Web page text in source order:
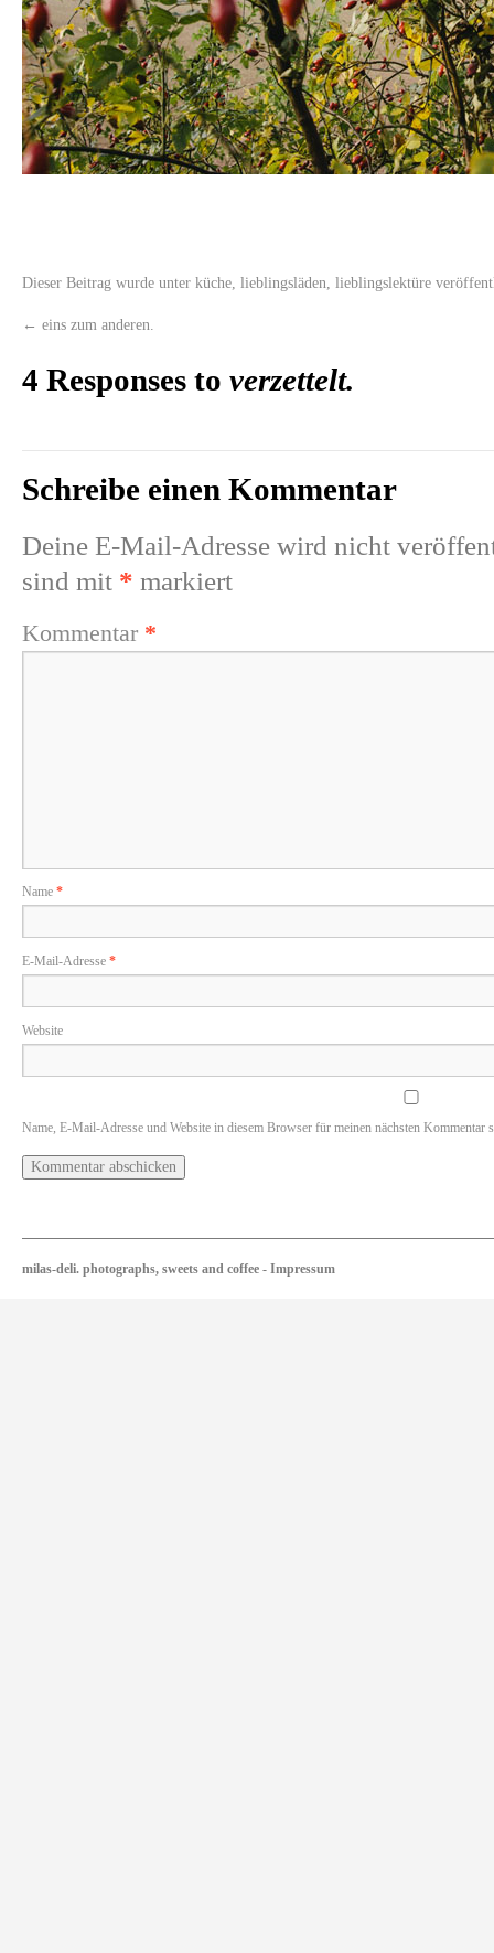
Dieser Beitrag wurde unter küche lieblingsläden lieblingslektüre
← eins zum anderen.
4 Responses to verzettelt.
Schreibe einen Kommentar
Deine E-Mail-Adresse wird nicht
sind mit * markiert
Kommentar *
Name *
E-Mail-Adresse *
Website
Name, E-Mail-Adresse und Website in diesem Browser für meinen nächsten Kommentar
milas-deli. photographs, sweets and coffee - Impressum